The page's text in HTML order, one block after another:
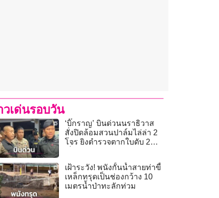
วเด่นรอบวัน
‘บิ๊กราญ’ บินด่วนนราธิวาส
สั่งปิดล้อมสวนปาล์มไล่ล่า 2
โจร ยิงตำรวจตากใบดับ 2
เฝ้าระวัง! พนังกั้นน้ำสายท่าขี้
เหล็กทรุดเป็นช่องกว้าง 10
เมตรน้ำป่าทะลักท่วม